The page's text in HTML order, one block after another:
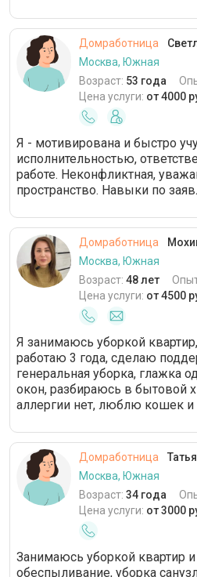
Домработница
Москва, Южная
Возраст: 53 года
Цена услуги: от 4000
Я - мотивирована и быстро
исполнительностью,
работе. Неконфликтная,
пространство. Навыки по
Домработница
Москва, Южная
Возраст: 48 лет
Цена услуги: от 4500
Я занимаюсь уборкой
работаю 3 года, сделаю
генеральная уборка, глажка
окон, разбираюсь в бытовой
аллергии нет, люблю кошек и
Домработница
Москва, Южная
Возраст: 34 года
Цена услуги: от 3000
Занимаюсь уборкой квартир
обеспыливание, уборка